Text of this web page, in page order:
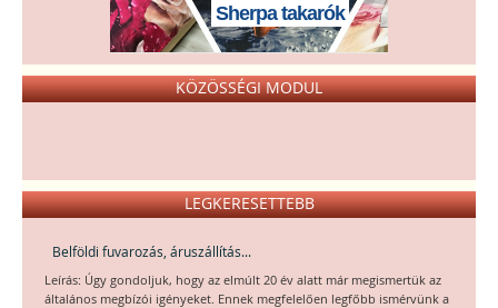
Sherpa takarók
KÖZÖSSÉGI MODUL
LEGKERESETTEBB
Belföldi fuvarozás, áruszállítás...
Leírás: Úgy gondoljuk, hogy az elmúlt 20 év alatt már megismertük az
általános megbízói igényeket. Ennek megfelelően legfőbb ismérvünk a